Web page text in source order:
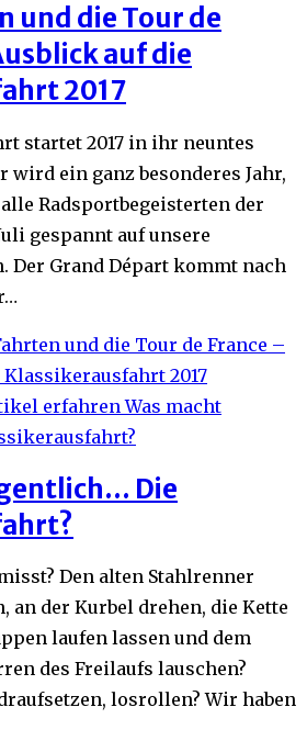
und die Tour de
auf die
2017
startet 2017 in ihr neuntes
wird ein ganz besonderes Jahr,
Radsportbegeisterten der
gespannt auf unsere
Der Grand Départ kommt nach
und die Tour de France –
2017
Die
Den alten Stahlrenner
an der Kurbel drehen, die Kette
laufen lassen und dem
des Freilaufs lauschen?
losrollen? Wir haben